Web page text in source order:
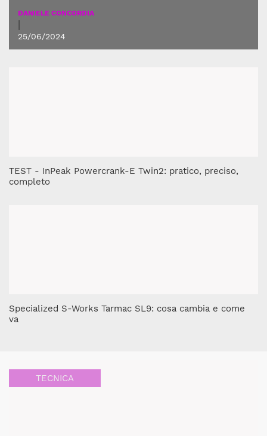
DANIELE CONCORDIA
25/06/2024
TEST - InPeak Powercrank-E Twin2: pratico, preciso,
completo
Specialized S-Works Tarmac SL9: cosa cambia e come
va
TECNICA